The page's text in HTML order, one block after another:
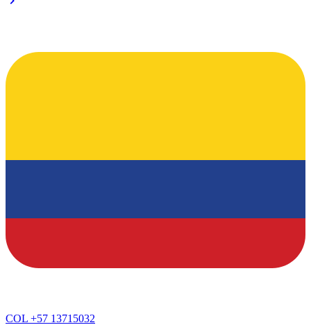
COL +57 13715032